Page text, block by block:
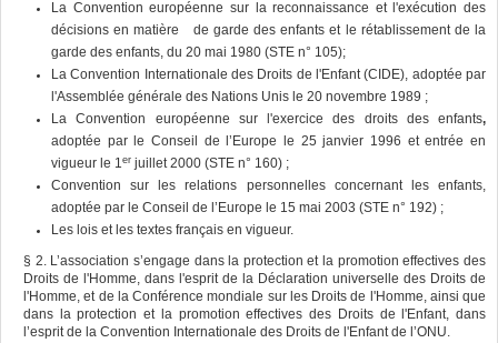
La Convention européenne sur la reconnaissance et l'exécution des
décisions en matière de garde des enfants et le rétablissement de la
garde des enfants, du 20 mai 1980 (STE n° 105);
La Convention Internationale des Droits de l'Enfant (CIDE), adoptée par
l'Assemblée générale des Nations Unis le 20 novembre 1989 ;
La Convention européenne sur l'exercice des droits des enfants,
adoptée par le Conseil de l’Europe le 25 janvier 1996 et entrée en
vigueur le 1 er juillet 2000 (STE n° 160) ;
Convention sur les relations personnelles concernant les enfants,
adoptée par le Conseil de l’Europe le 15 mai 2003 (STE n° 192) ;
Les lois et les textes français en vigueur.
§ 2. L’association s’engage dans la protection et la promotion effectives des
Droits de l'Homme, dans l'esprit de la Déclaration universelle des Droits de
l'Homme, et de la Conférence mondiale sur les Droits de l'Homme, ainsi que
dans la protection et la promotion effectives des Droits de l'Enfant, dans
l’esprit de la Convention Internationale des Droits de l'Enfant de l’ONU.